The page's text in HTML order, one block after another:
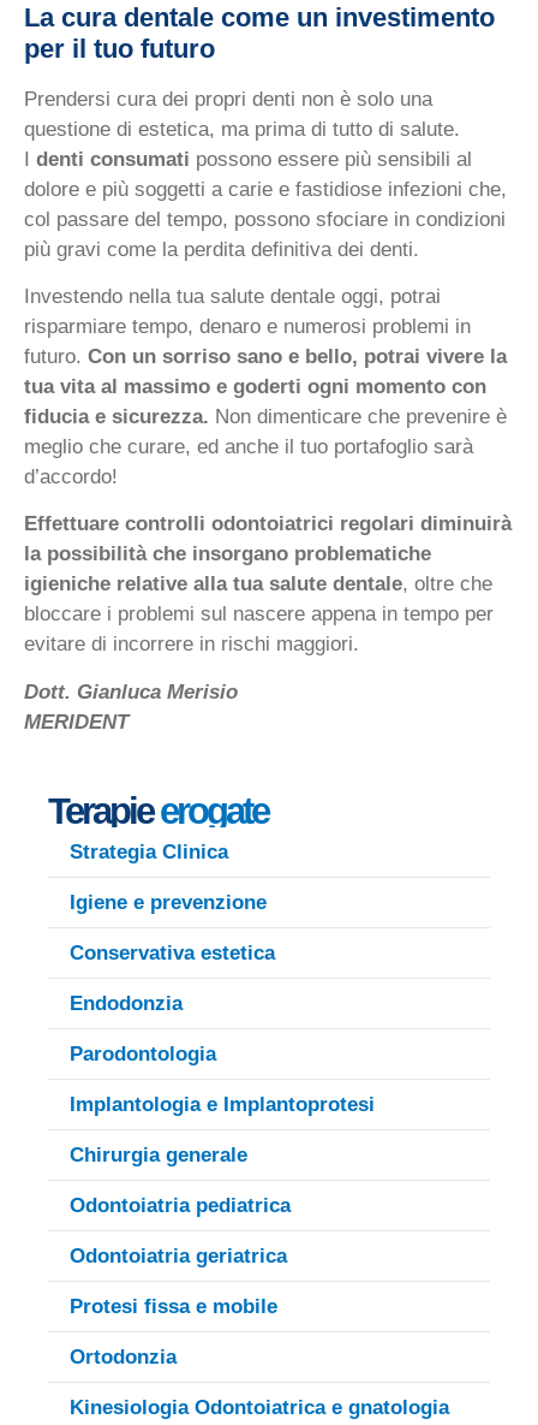
La cura dentale come un investimento
per il tuo futuro
Prendersi cura dei propri denti non è solo una
questione di estetica, ma prima di tutto di salute.
I denti consumati possono essere più sensibili al
dolore e più soggetti a carie e fastidiose infezioni che,
col passare del tempo, possono sfociare in condizioni
più gravi come la perdita definitiva dei denti.
Investendo nella tua salute dentale oggi, potrai
risparmiare tempo, denaro e numerosi problemi in
futuro. Con un sorriso sano e bello, potrai vivere la
tua vita al massimo e goderti ogni momento con
fiducia e sicurezza. Non dimenticare che prevenire è
meglio che curare, ed anche il tuo portafoglio sarà
d’accordo!
Effettuare controlli odontoiatrici regolari diminuirà
la possibilità che insorgano problematiche
igieniche relative alla tua salute dentale, oltre che
bloccare i problemi sul nascere appena in tempo per
evitare di incorrere in rischi maggiori.
Dott. Gianluca Merisio
MERIDENT
Terapieerogate
Strategia Clinica
Igiene e prevenzione
Conservativa estetica
Endodonzia
Parodontologia
Implantologia e Implantoprotesi
Chirurgia generale
Odontoiatria pediatrica
Odontoiatria geriatrica
Protesi fissa e mobile
Ortodonzia
Kinesiologia Odontoiatrica e gnatologia